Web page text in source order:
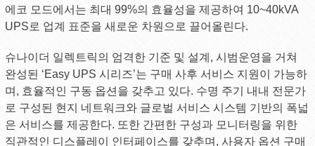
에코 모드에서는 최대 99%의 효율성을 제공하여 10~40kVA
UPS로 업계 표준을 새로운 차원으로 끌어올린다.
슈나이더 일렉트릭의 엄격한 기준 및 설계, 시범운영을 거쳐
완성된 ‘Easy UPS 시리즈’는 구매 사후 서비스 지원이 가능하
며, 효율적인 구동 옵션을 갖추고 있다. 수명 주기 내내 전문가
로 구성된 현지 네트워크와 글로벌 서비스 시스템 기반의 폭넓
은 서비스를 제공한다. 또한 간편한 구성과 모니터링을 위한
직관적인 디스플레이 인터페이스를 갖추며, 사용자 옵션 구매